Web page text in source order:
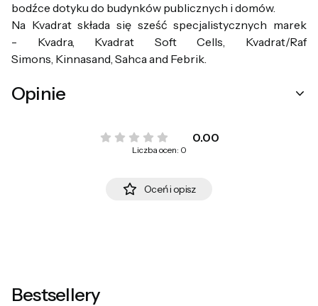
bodźce dotyku do budynków publicznych i domów.
Na Kvadrat składa się sześć specjalistycznych marek
- Kvadra, Kvadrat Soft Cells, Kvadrat/Raf
Simons, Kinnasand, Sahca and Febrik.
Opinie
0.00
Liczba ocen: 0
Oceń i opisz
Bestsellery